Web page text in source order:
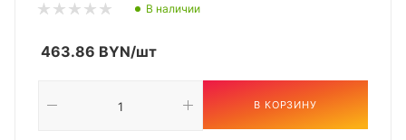
В наличии
463.86 BYN/шт
В КОРЗИНУ